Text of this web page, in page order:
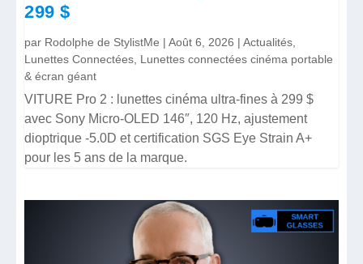
299 $
par Rodolphe de StylistMe |Août 6, 2026 |Actualités
Lunettes Connectées Lunettes connectées cinéma portable
& écran géant
VITURE Pro 2 : lunettes cinéma ultra-fines à 299 $
avec Sony Micro-OLED 146″, 120 Hz, ajustement
dioptrique -5.0D et certification SGS Eye Strain A+
pour les 5 ans de la marque.